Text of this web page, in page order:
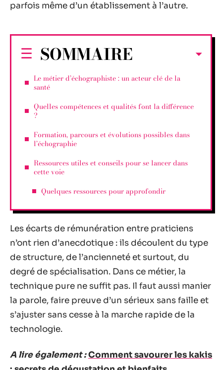
parfois même d’un établissement à l’autre.
SOMMAIRE
Le métier d’échographiste : un acteur clé de la
santé
Quelles compétences et qualités font la différence
?
Formation, parcours et évolutions possibles dans
l’échographie
Ressources utiles et conseils pour se lancer dans
cette voie
Quelques ressources pour approfondir
Les écarts de rémunération entre praticiens
n’ont rien d’anecdotique : ils découlent du type
de structure, de l’ancienneté et surtout, du
degré de spécialisation. Dans ce métier, la
technique pure ne suffit pas. Il faut aussi manier
la parole, faire preuve d’un sérieux sans faille et
s’ajuster sans cesse à la marche rapide de la
technologie.
A lire également :Comment savourer les kakis